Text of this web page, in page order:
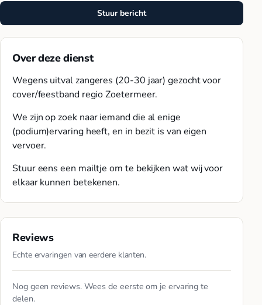
Stuur bericht
Over deze dienst
Wegens uitval zangeres (20-30 jaar) gezocht voor
cover/feestband regio Zoetermeer.
We zijn op zoek naar iemand die al enige
(podium)ervaring heeft, en in bezit is van eigen
vervoer.
Stuur eens een mailtje om te bekijken wat wij voor
elkaar kunnen betekenen.
Reviews
Echte ervaringen van eerdere klanten.
Nog geen reviews. Wees de eerste om je ervaring te
delen.